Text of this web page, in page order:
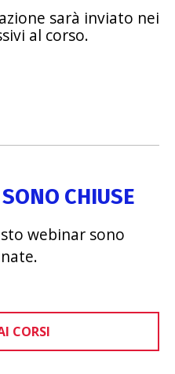
sarà inviato nei
al corso.
CHIUSE
webinar sono
CORSI